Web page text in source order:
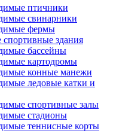
птичники
свинарники
фермы
здания
бассейны
картодромы
конные манежи
ледовые катки и
спортивные залы
стадионы
теннисные корты